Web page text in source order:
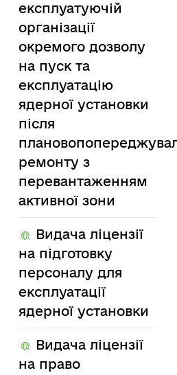
експлуатуючій
організації
окремого дозволу
на пуск та
експлуатацію
ядерної установки
після
ремонту з
перевантаженням
активної зони
Видача ліцензії
на підготовку
персоналу для
експлуатації
ядерної установки
Видача ліцензії
на право